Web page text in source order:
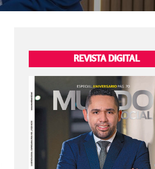
REVISTA DIGITAL